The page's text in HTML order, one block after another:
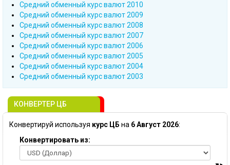
Cредний обменный курс валют 2010
Cредний обменный курс валют 2009
Cредний обменный курс валют 2008
Cредний обменный курс валют 2007
Cредний обменный курс валют 2006
Cредний обменный курс валют 2005
Cредний обменный курс валют 2004
Cредний обменный курс валют 2003
КОНВЕРТЕР ЦБ
Конвертируй используя курс ЦБ на 6 Август 2026:
Конвертировать из: